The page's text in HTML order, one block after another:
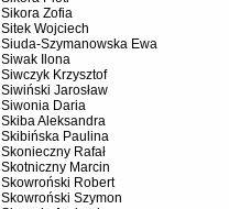
Sikora Zofia
Sitek Wojciech
Siuda-Szymanowska Ewa
Siwak Ilona
Siwczyk Krzysztof
Siwiński Jarosław
Siwonia Daria
Skiba Aleksandra
Skibińska Paulina
Skonieczny Rafał
Skotniczny Marcin
Skowroński Robert
Skowroński Szymon